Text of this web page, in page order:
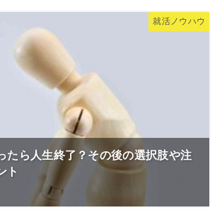
就活ノウハウ
たら人生終了？その後の選択肢や注
ト